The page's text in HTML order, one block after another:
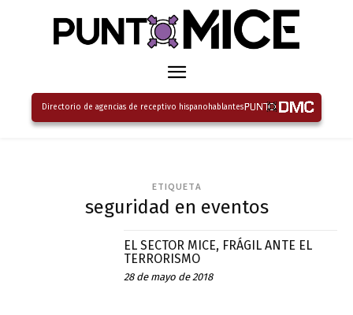
Directorio de agencias de receptivo hispanohablantes
ETIQUETA
seguridad en eventos
EL SECTOR MICE, FRÁGIL ANTE EL
TERRORISMO
28 de mayo de 2018